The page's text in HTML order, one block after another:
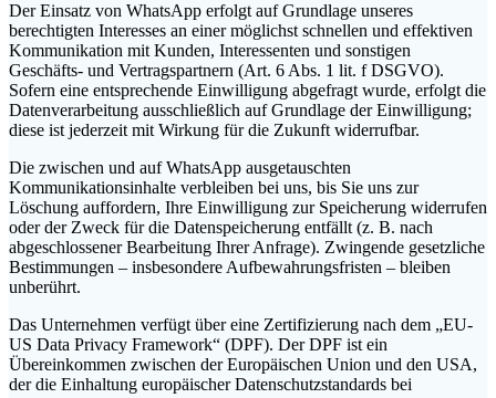
Der Einsatz von WhatsApp erfolgt auf Grundlage unseres
berechtigten Interesses an einer möglichst schnellen und effektiven
Kommunikation mit Kunden, Interessenten und sonstigen
Geschäfts- und Vertragspartnern (Art. 6 Abs. 1 lit. f DSGVO).
Sofern eine entsprechende Einwilligung abgefragt wurde, erfolgt die
Datenverarbeitung ausschließlich auf Grundlage der Einwilligung;
diese ist jederzeit mit Wirkung für die Zukunft widerrufbar.
Die zwischen und auf WhatsApp ausgetauschten
Kommunikationsinhalte verbleiben bei uns, bis Sie uns zur
Löschung auffordern, Ihre Einwilligung zur Speicherung widerrufen
oder der Zweck für die Datenspeicherung entfällt (z. B. nach
abgeschlossener Bearbeitung Ihrer Anfrage). Zwingende gesetzliche
Bestimmungen – insbesondere Aufbewahrungsfristen – bleiben
unberührt.
Das Unternehmen verfügt über eine Zertifizierung nach dem „EU-
US Data Privacy Framework“ (DPF). Der DPF ist ein
Übereinkommen zwischen der Europäischen Union und den USA,
der die Einhaltung europäischer Datenschutzstandards bei